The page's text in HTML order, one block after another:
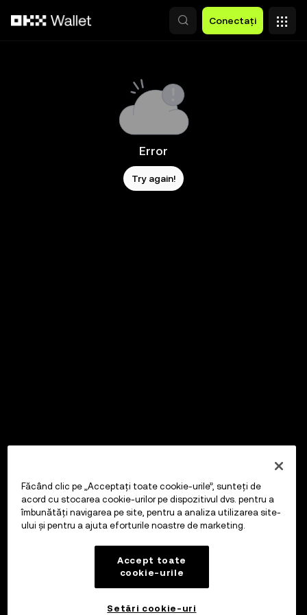
Conectați
Error
Try again!
Făcând clic pe „Acceptați toate cookie-urile”, sunteți de
acord cu stocarea cookie-urilor pe dispozitivul dvs. pentru a
îmbunătăți navigarea pe site, pentru a analiza utilizarea site-
ului și pentru a ajuta eforturile noastre de marketing.
Accept toate
cookie-urile
Setări cookie-uri